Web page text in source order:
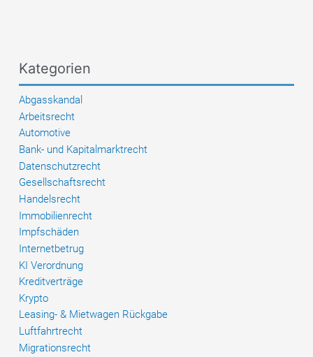
Kategorien
Abgasskandal
Arbeitsrecht
Automotive
Bank- und Kapitalmarktrecht
Datenschutzrecht
Gesellschaftsrecht
Handelsrecht
Immobilienrecht
Impfschäden
Internetbetrug
KI Verordnung
Kreditverträge
Krypto
Leasing- & Mietwagen Rückgabe
Luftfahrtrecht
Migrationsrecht